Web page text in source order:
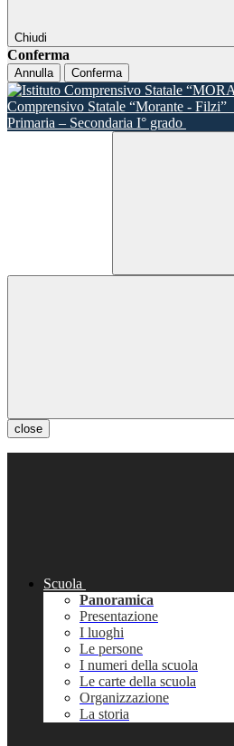
Chiudi
Conferma
Annulla Conferma
Comprensivo Statale “Morante - Filzi”
Primaria – Secondaria I° grado
close
Scuola
Panoramica
Presentazione
I luoghi
Le persone
I numeri della scuola
Le carte della scuola
Organizzazione
La storia